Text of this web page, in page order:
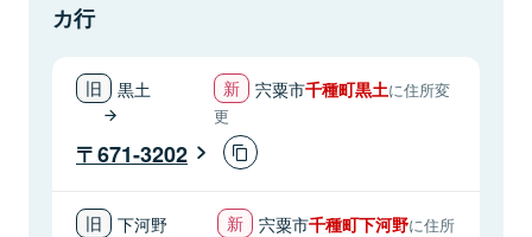
カ行
黒土 宍粟市千種町黒土に住所変
更
671-3202
下河野 宍粟市千種町下河野に住所